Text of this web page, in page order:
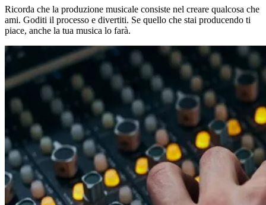
Ricorda che la produzione musicale consiste nel creare qualcosa che
ami. Goditi il processo e divertiti. Se quello che stai producendo ti
piace, anche la tua musica lo farà.